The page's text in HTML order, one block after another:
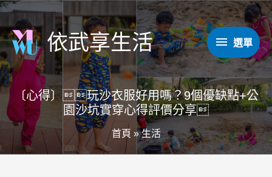
跳
至
主
要
內
容
依武享生活
選
單
選單
〔心得〕玩沙衣服好用嗎？9個優缺點+公
園沙坑實穿心得評價分享
首頁 »生活